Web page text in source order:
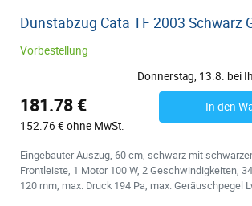
Dunstabzug Cata TF 2003 Schwarz
Vorbestellung
Donnerstag, 13.8. bei
181.78 €
152.76 € ohne MwSt.
In den
Eingebauter Auszug, 60 cm, schwarz mit
Frontleiste, 1 Motor 100 W, 2 Geschwindigkeiten,
120 mm, max. Druck 194 Pa, max. Geräuschpegel